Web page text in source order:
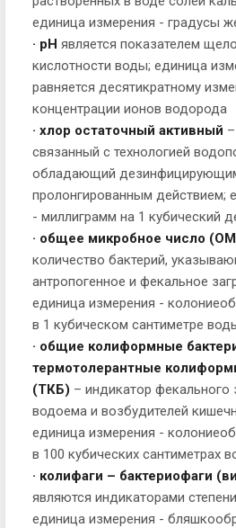
единица измерения - градусы
· рН является показателем
кислотности воды; единица
равняется десятикратному
концентрации ионов водорода
· хлор остаточный активный
связанный с технологией
обладающий
пролонгированным действием;
- миллиграмм на 1 кубический
· общее микробное число
количество бактерий,
антропогенное и фекальное
единица измерения -
в 1 кубическом сантиметре
· общие колиформные
термотолерантные
(ТКБ) – индикатор фекального
водоема и возбудителей
единица измерения -
в 100 кубических сантиметрах
· колифаги – бактериофаги
являются индикаторами
единица измерения -